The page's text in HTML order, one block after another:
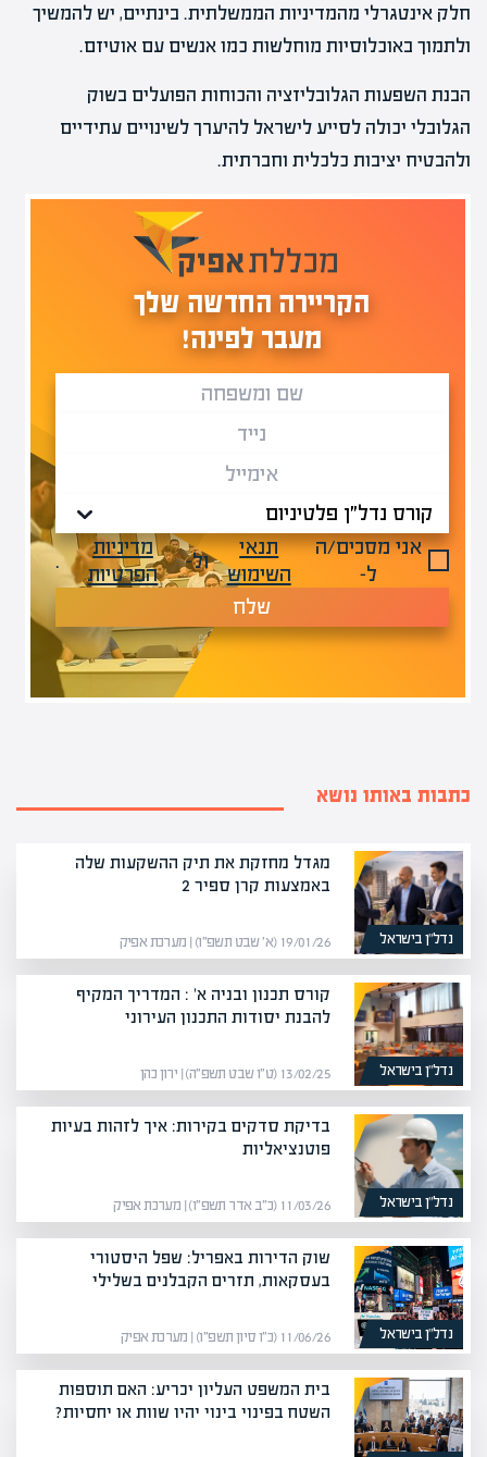
חלק אינטגרלי מהמדיניות הממשלתית. בינתיים, יש להמשיך
ולתמוך באוכלוסיות מוחלשות כמו אנשים עם אוטיזם.
הבנת השפעות הגלובליזציה והכוחות הפועלים בשוק
הגלובלי יכולה לסייע לישראל להיערך לשינויים עתידיים
ולהבטיח יציבות כלכלית וחברתית.
הקריירה החדשה שלך
מעבר לפינה!
אני מסכים/ה
ל-
תנאי
השימוש
ול-
מדיניות
הפרטיות
.
שלח
כתבות באותו נושא
נדל”ן בישראל
מגדל מחזקת את תיק ההשקעות שלה
באמצעות קרן ספיר 2
19/01/26 (א׳ שבט תשפ״ו) | מערכת אפיק
נדל”ן בישראל
קורס תכנון ובניה א' : המדריך המקיף
להבנת יסודות התכנון העירוני
13/02/25 (ט״ו שבט תשפ״ה) | ירון כהן
נדל”ן בישראל
בדיקת סדקים בקירות: איך לזהות בעיות
פוטנציאליות
11/03/26 (כ״ב אדר תשפ״ו) | מערכת אפיק
נדל”ן בישראל
שוק הדירות באפריל: שפל היסטורי
בעסקאות, תזרים הקבלנים בשלילי
11/06/26 (כ״ו סיון תשפ״ו) | מערכת אפיק
בית המשפט העליון יכריע: האם תוספות
השטח בפינוי בינוי יהיו שוות או יחסיות?